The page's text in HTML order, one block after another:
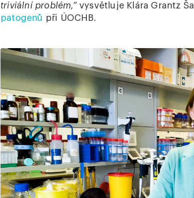
triviální problém,“vysvětluje Klára Grantz
patogenů při ÚOCHB.